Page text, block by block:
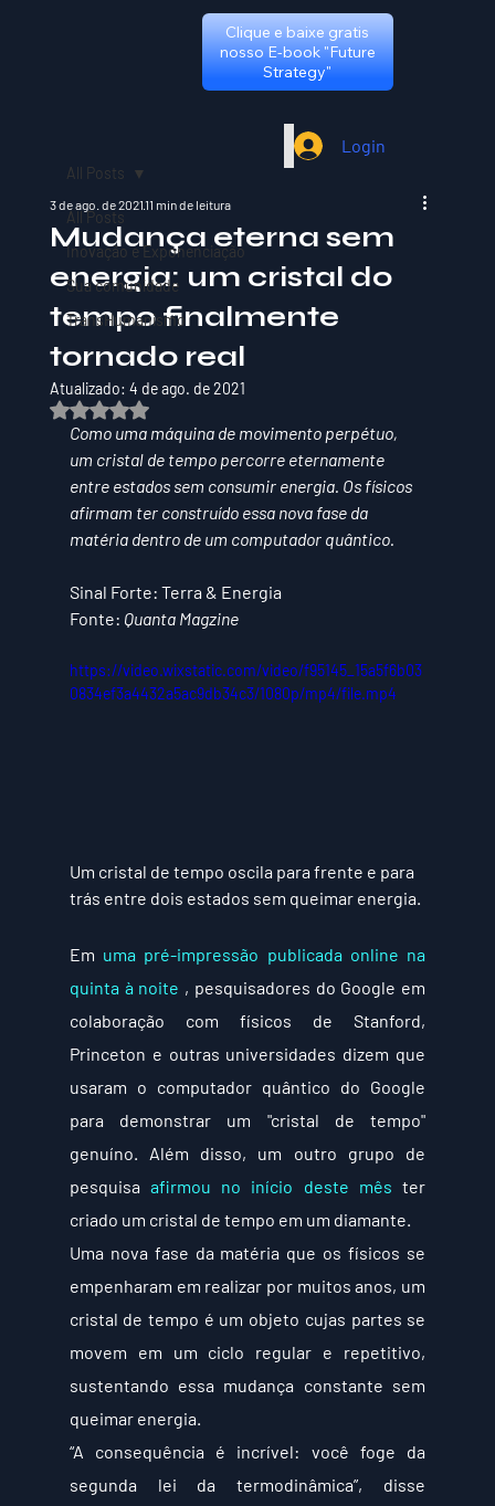
Clique e baixe gratis
nosso E-book "Future
Strategy"
Login
All Posts
Inovação e Exponenciação
Sua comunidade
TransHumanismo
All Posts
Mudança eterna sem
energia: um cristal do
tempo finalmente
tornado real
3 de ago. de 202111 min de leitura
Atualizado: 4 de ago. de 2021
Avaliado com NaN de 5 estrelas.
Como uma máquina de movimento perpétuo,
um cristal de tempo percorre eternamente
entre estados sem consumir energia. Os físicos
afirmam ter construído essa nova fase da
matéria dentro de um computador quântico.
Sinal Forte: Terra & Energia
Fonte: Quanta Magzine
https://video.wixstatic.com/video/f95145_15a5f6b03
0834ef3a4432a5ac9db34c3/1080p/mp4/file.mp4
Um cristal de tempo oscila para frente e para
trás entre dois estados sem queimar energia.
Em uma pré-impressão publicada online na
quinta à noite , pesquisadores do Google em
colaboração com físicos de Stanford,
Princeton e outras universidades dizem que
usaram o computador quântico do Google
para demonstrar um "cristal de tempo"
genuíno. Além disso, um outro grupo de
pesquisa afirmou no início deste mês ter
criado um cristal de tempo em um diamante.
Uma nova fase da matéria que os físicos se
empenharam em realizar por muitos anos, um
cristal de tempo é um objeto cujas partes se
movem em um ciclo regular e repetitivo,
sustentando essa mudança constante sem
queimar energia.
“A consequência é incrível: você foge da